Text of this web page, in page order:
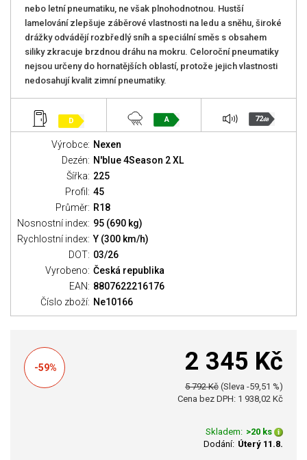
nebo letní pneumatiku, ne však plnohodnotnou. Hustší
lamelování zlepšuje záběrové vlastnosti na ledu a sněhu, široké
drážky odvádějí rozbředlý sníh a speciální směs s obsahem
siliky zkracuje brzdnou dráhu na mokru. Celoroční pneumatiky
nejsou určeny do hornatějších oblastí, protože jejich vlastnosti
nedosahují kvalit zimní pneumatiky.
D A 72dB
Výrobce: Nexen
Dezén: N'blue 4Season 2 XL
Šířka: 225
Profil: 45
Průměr: R18
Nosnostní index: 95 (690 kg)
Rychlostní index: Y (300 km/h)
DOT: 03/26
Vyrobeno: Česká republika
EAN: 8807622216176
Číslo zboží: Ne10166
-59% 2 345 Kč
5 792 Kč (Sleva -59,51 %)
Cena bez DPH: 1 938,02 Kč
Skladem: >20 ks
Dodání: Úterý 11.8.